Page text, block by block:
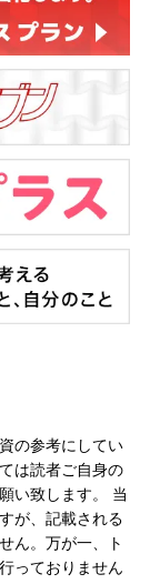
の参考にしてい
は読者ご自身の
い致します。 当
が、記載される
ん。万が一、ト
っておりません